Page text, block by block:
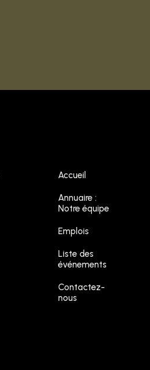
Accueil
Annuaire :
Notre équipe
Emplois
Liste des
événements
Contactez-
nous